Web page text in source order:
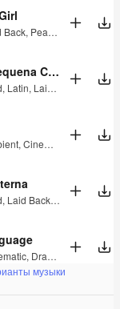
Back, Peaceful Hopeful,
Minha Pequena Casa Rosa
, Latin, Laid Back Peaceful
, Cinematic Laid Back
, Laid Back,Peaceful
, Dramatic ,Laid Back
музыки